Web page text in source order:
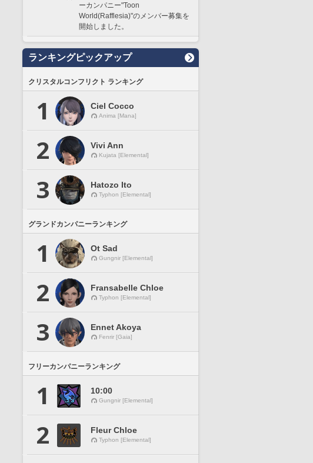
ーカンパニー"Toon
World(Rafflesia)"のメンバー募集を
開始しました。
ランキングピックアップ
クリスタルコンフリクト ランキング
1 Ciel Cocco
Anima [Mana]
2 Vivi Ann
Kujata [Elemental]
3 Hatozo Ito
Typhon [Elemental]
グランドカンパニーランキング
1 Ot Sad
Gungnir [Elemental]
2 Fransabelle Chloe
Typhon [Elemental]
3 Ennet Akoya
Fenrir [Gaia]
フリーカンパニーランキング
1 10:00
Gungnir [Elemental]
2 Fleur Chloe
Typhon [Elemental]